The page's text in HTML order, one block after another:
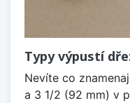
Typy výpustí
Nevíte co
a 3 1/2 (92 mm) v